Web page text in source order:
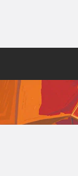
принцессы Леи